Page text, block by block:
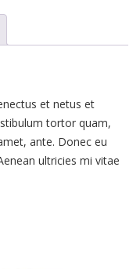
et netus et
tortor quam,
ante. Donec eu
ultricies mi vitae